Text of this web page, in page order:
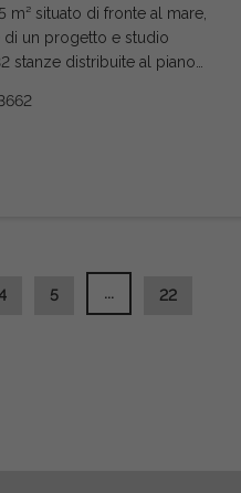
m² situato di fronte al mare,
stanze distribuite al piano
di riferimento. La
con un forte afflusso di
domanda di alloggi per
di redditività e
e non vincolanti dal punto
5 ... 22